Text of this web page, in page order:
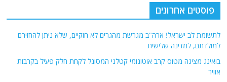
אחרונים
לב ישראל! ארה"ב מגרשת מהגרים לא חוקיים, שלא ניתן להחזירם
למדינה שלישית
מציגה מטוס קרב אוטונומי קטלני המסוגל לקחת חלק פעיל בקרבות